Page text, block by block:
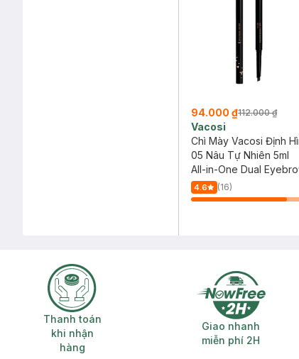
94.000 ₫112.000 ₫
Vacosi
Chì Mày Vacosi Định
05 Nâu Tự Nhiên 5ml
All-in-One Dual
Pen #05 Natural Brown
4.6
(16)
Thanh toán khi nhận hàng
Thanh toán
khi nhận
hàng
Giao nhanh
Giao nhanh
miễn phí 2H